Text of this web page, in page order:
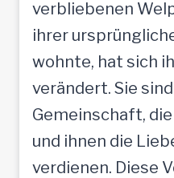
verbliebenen
ihrer
wohnte, hat sich
verändert. Sie
Gemeinschaft,
und ihnen die
verdienen. Diese